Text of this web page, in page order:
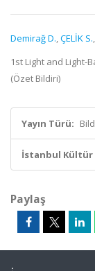
Demirağ D.,ÇELİK S.,
1st Light and Light-
(Özet Bildiri)
Yayın Türü:
İstanbul Kültür
Paylaş